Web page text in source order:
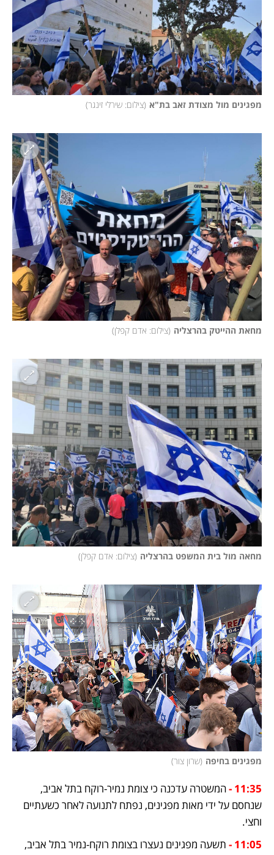
מפגינים מול מצודת זאב בת"א (צילום: שירלי זינגר)
מחאת ההייטק בהרצליה (צילום: אדם קפלן)
מחאה מול בית המשפט בהרצליה (צילום: אדם קפלן)
מפגינים בחיפה (שרון צור)
11:35 -
וחצי.
11:05 -